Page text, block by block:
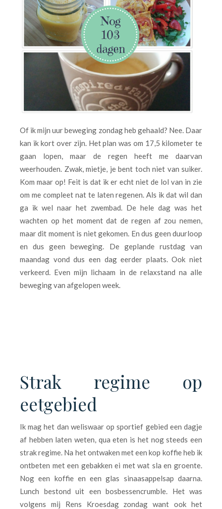
Of ik mijn uur beweging zondag heb gehaald? Nee. Daar
kan ik kort over zijn. Het plan was om 17,5 kilometer te
gaan lopen, maar de regen heeft me daarvan
weerhouden. Zwak, mietje, je bent toch niet van suiker.
Kom maar op! Feit is dat ik er echt niet de lol van in zie
om me compleet nat te laten regenen. Als ik dat wil dan
ga ik wel naar het zwembad. De hele dag was het
wachten op het moment dat de regen af zou nemen,
maar dit moment is niet gekomen. En dus geen duurloop
en dus geen beweging. De geplande rustdag van
maandag vond dus een dag eerder plaats. Ook niet
verkeerd. Even mijn lichaam in de relaxstand na alle
beweging van afgelopen week.
Strak regime op
eetgebied
Ik mag het dan weliswaar op sportief gebied een dagje
af hebben laten weten, qua eten is het nog steeds een
strak regime. Na het ontwaken met een kop koffie heb ik
ontbeten met een gebakken ei met wat sla en groente.
Nog een koffie en een glas sinaasappelsap daarna.
Lunch bestond uit een bosbessencrumble. Het was
volgens mij Rens Kroesdag zondag want ook het